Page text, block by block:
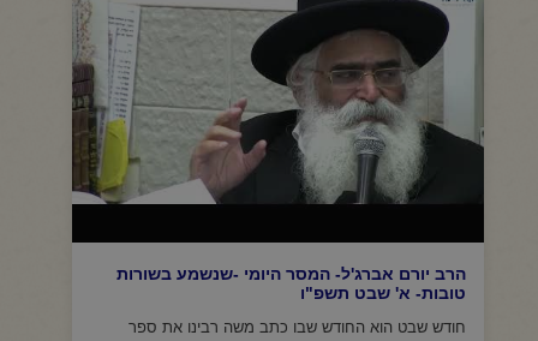
הרב יורם אברג'ל- המסר היומי -שנשמע בשורות
טובות- א' שבט תשפ"ו
חודש שבט הוא החודש שבו כתב משה רבינו את ספר